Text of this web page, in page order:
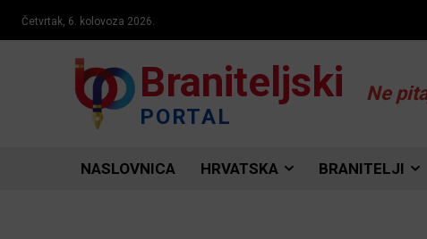
Četvrtak, 6. kolovoza 2026.
Braniteljski
PORTAL
Ne
NASLOVNICA HRVATSKA BRANITELJI